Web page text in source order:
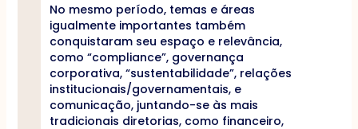
No mesmo período, temas e áreas
igualmente importantes também
conquistaram seu espaço e relevância,
como “compliance”, governança
corporativa, “sustentabilidade”, relações
institucionais/governamentais, e
comunicação, juntando-se às mais
tradicionais diretorias, como financeiro,